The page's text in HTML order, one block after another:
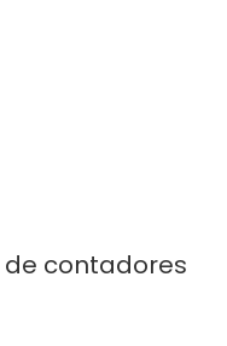
de contadores